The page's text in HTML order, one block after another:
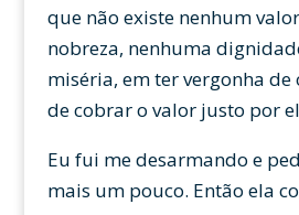
que não existe nenhum
nobreza, nenhuma
miséria, em ter vergonha de
de cobrar o valor justo por
Eu fui me desarmando e
mais um pouco. Então ela